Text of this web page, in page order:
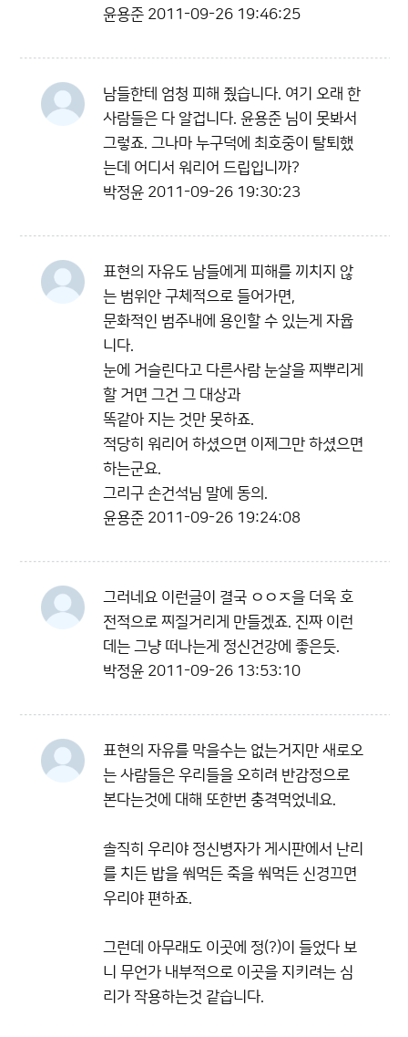
윤용준 2011-09-26 19:46:25
남들한테 엄청 피해 줬습니다. 여기 오래 한
사람들은 다 알겁니다. 윤용준 님이 못봐서
그렇죠. 그나마 누구덕에 최호중이 탈퇴했
는데 어디서 워리어 드립입니까?
박정윤 2011-09-26 19:30:23
표현의 자유도 남들에게 피해를 끼치지 않
는 범위안 구체적으로 들어가면,
문화적인 범주내에 용인할 수 있는게 자윱
니다.
눈에 거슬린다고 다른사람 눈살을 찌뿌리게
할 거면 그건 그 대상과
똑같아 지는 것만 못하죠.
적당히 워리어 하셨으면 이제그만 하셨으면
하는군요.
그리구 손건석님 말에 동의.
윤용준 2011-09-26 19:24:08
그러네요 이런글이 결국 ㅇㅇㅈ을 더욱 호
전적으로 찌질거리게 만들겠죠. 진짜 이런
데는 그냥 떠나는게 정신건강에 좋은듯.
박정윤 2011-09-26 13:53:10
표현의 자유를 막을수는 없는거지만 새로오
는 사람들은 우리들을 오히려 반감정으로
본다는것에 대해 또한번 충격먹었네요.
솔직히 우리야 정신병자가 게시판에서 난리
를 치든 밥을 쒀먹든 죽을 쒀먹든 신경끄면
우리야 편하죠.
그런데 아무래도 이곳에 정(?)이 들었다 보
니 무언가 내부적으로 이곳을 지키려는 심
리가 작용하는것 같습니다.